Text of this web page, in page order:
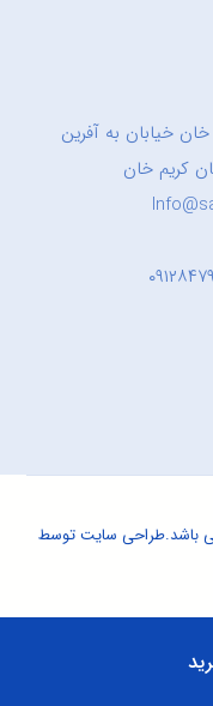
خیابان به آفرین
طراحی سایتتوسط